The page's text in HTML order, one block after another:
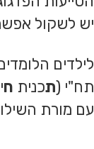
יש לשקול
לילדים
תח"י (תכנית ח
עם מורת